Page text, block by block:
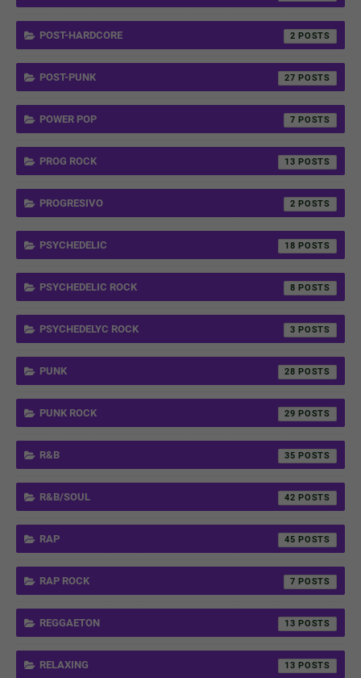
POST-HARDCORE 2
POST-PUNK 27
POWER POP 7
PROG ROCK 13
PROGRESIVO 2
PSYCHEDELIC 18
PSYCHEDELIC ROCK 8
PSYCHEDELYC ROCK 3
PUNK 28
PUNK ROCK 29
R&B 35
R&B/SOUL 42
RAP 45
RAP ROCK 7
REGGAETON 13
RELAXING 13